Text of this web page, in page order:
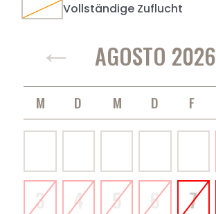
Vollständige Zuflucht
← AGOSTO 2026
3
4 5 6 7